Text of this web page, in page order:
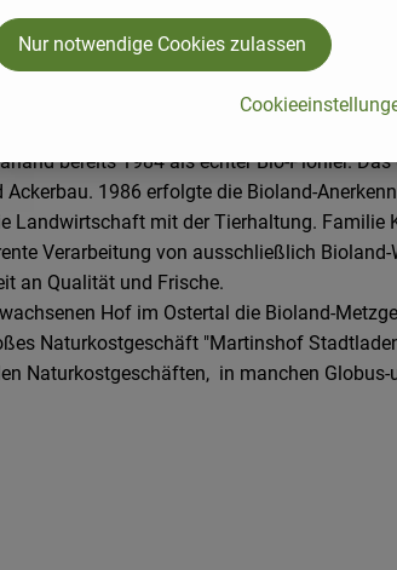
bereits 1984 als echter Bio-Pionier.
1986 erfolgte die Bioland-
Landwirtschaft mit der Tierhaltung.
Verarbeitung von ausschließlich
an Qualität und Frische.
Hof im Ostertal die Bioland-
Naturkostgeschäft "Martinshof
Naturkostgeschäften, in manchen
Nur notwendige Cookies zulassen